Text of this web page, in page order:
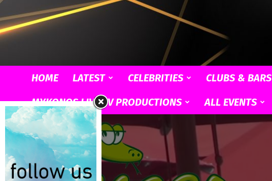
HOME LATEST CELEBRITIES CLUBS & BARS
MYKONOS LIVE TV PRODUCTIONS
ALL EVENTS